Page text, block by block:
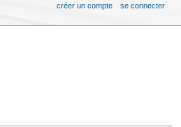
créer un compte se connecter